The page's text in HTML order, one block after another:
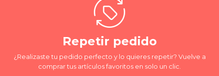
Repetir pedido
¿Realizaste tu pedido perfecto y lo quieres repetir? Vuelve a
comprar tus artículos favoritos en solo un clic.